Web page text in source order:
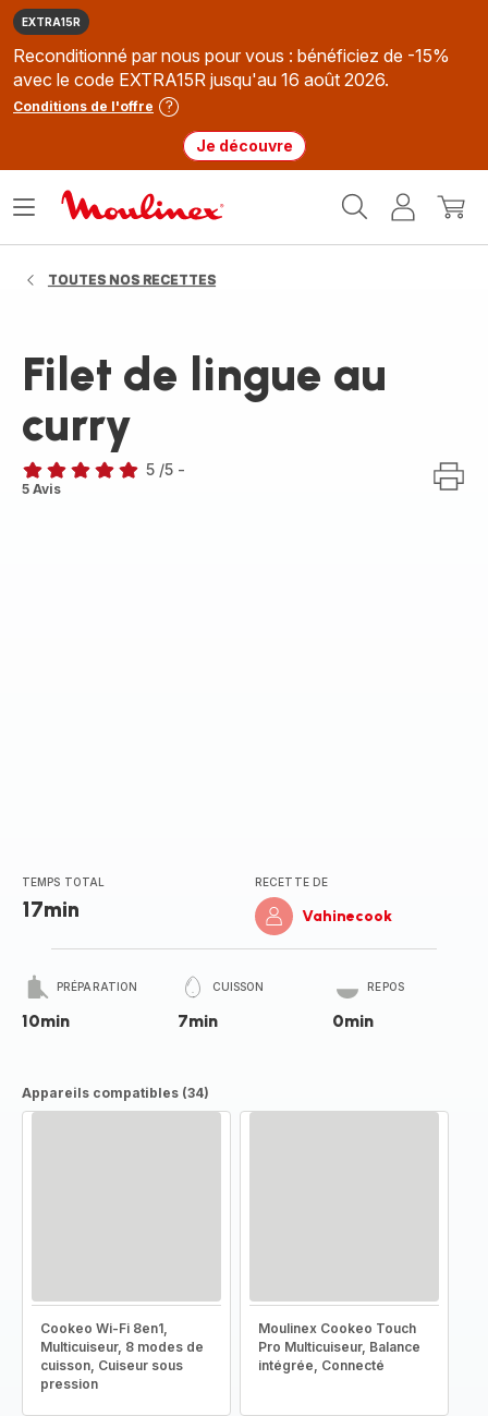
EXTRA15R
Reconditionné par nous pour vous : bénéficiez de -15%
avec le code EXTRA15R jusqu'au 16 août 2026.
Conditions de l'offre
Je découvre
MonMon
Ouvrir
TOUTES NOS RECETTES
Filet de lingue au
curry
Avis
5 /5 -
5 Avis
TEMPS TOTAL
17min
RECETTE DE
Vahinecook
PRÉPARATION
10min
CUISSON
7min
REPOS
0min
Appareils compatibles (34)
Cookeo Wi-Fi 8en1,
Multicuiseur, 8 modes de
cuisson, Cuiseur sous
pression
Moulinex Cookeo Touch
Pro Multicuiseur, Balance
intégrée, Connecté